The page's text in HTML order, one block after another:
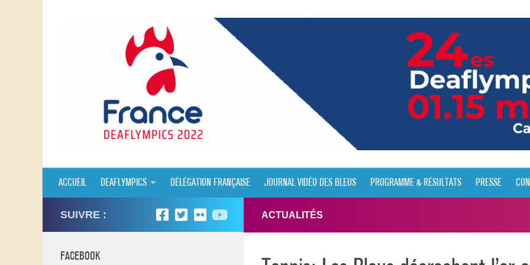
ACCUEIL DEAFLYMPICS DÉLÉGATION FRANÇAISE JOURNAL VIDÉO DES BLEUS PROGRAMME & RÉSULTATS PRESSE
ACTUALITÉS
SUIVRE :
FACEBOOK